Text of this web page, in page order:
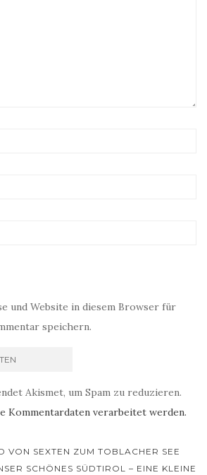
und Website in diesem Browser für
speichern.
Akismet, um Spam zu reduzieren.
Kommentardaten verarbeitet werden.
VON SEXTEN ZUM TOBLACHER SEE
SCHÖNES SÜDTIROL – EINE KLEINE